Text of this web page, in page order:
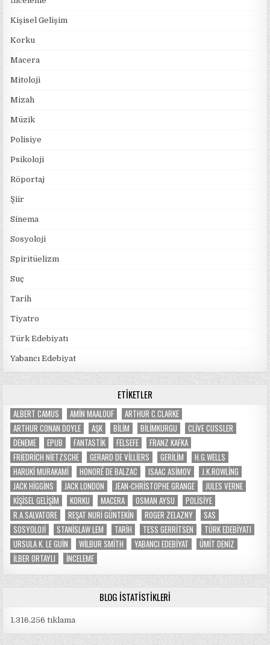
Kişisel Gelişim
Korku
Macera
Mitoloji
Mizah
Müzik
Polisiye
Psikoloji
Röportaj
Şiir
Sinema
Sosyoloji
Spiritüelizm
Suç
Tarih
Tiyatro
Türk Edebiyatı
Yabancı Edebiyat
ETIKETLER
ALBERT CAMUS AMIN MAALOUF
ARTHUR C.CLARKE
ARTHUR CONAN DOYLE
AŞK BILIM BILIMKURGU
CLIVE CUSSLER
DENEME
EPUB FANTASTIK FELSEFE
FRANZ KAFKA
FRIEDRICH NIETZSCHE
GERARD DE VILLIERS GERILIM
H.G.WELLS
HARUKI MURAKAMI
HONORÉ DE BALZAC ISAAC ASIMOV
J.K.ROWLING
JACK HIGGINS
JACK LONDON JEAN-CHRISTOPHE GRANGE
JULES VERNE
KIŞISEL GELIŞIM
KORKU MACERA OSMAN AYSU
POLISIYE
R.A.SALVATORE
REŞAT NURI GÜNTEKIN ROGER ZELAZNY
SAS
SOSYOLOJI
STANISLAW LEM TARIH TESS GERRITSEN
TÜRK EDEBIYATI
URSULA K. LE GUIN
WILBUR SMITH YABANCI EDEBIYAT
ÜMIT DENIZ
İLBER ORTAYLI
İNCELEME
BLOG İSTATISTIKLERI
1.316.256 tıklama